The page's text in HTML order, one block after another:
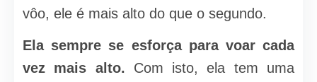
vôo, ele é mais alto do que o segundo.
Ela sempre se esforça para voar cada
vez mais alto. Com isto, ela tem uma